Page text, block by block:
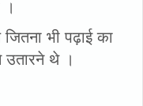
भी पढ़ाई का
थे ।